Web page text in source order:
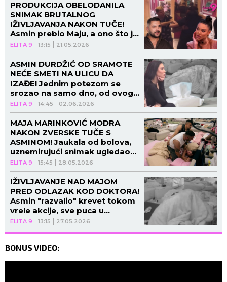
ELITA 9 13:15 21.05.2026
PRODUKCIJA OBELODANILA
SNIMAK BRUTALNOG
IŽIVLJAVANJA NAKON TUČE!
Asmin prebio Maju, a ono što je
usledilo će vas totalno
izbezumiti!
ELITA 9 14:45 02.06.2026
ASMIN DURDŽIĆ OD SRAMOTE
NEĆE SMETI NA ULICU DA
IZAĐE! Jednim potezom se
srozao na samo dno, od ovoga
neće uspeti da se "opere" do
kraja rijalitija!
ELITA 9 15:45 28.05.2026
MAJA MARINKOVIĆ MODRA
NAKON ZVERSKE TUČE S
ASMINOM! Jaukala od bolova,
uznemirujući snimak ugledao
svetlost dana!
ELITA 9 13:15 27.05.2026
IŽIVLJAVANJE NAD MAJOM
PRED ODLAZAK KOD DOKTORA!
Asmin "razvalio" krevet tokom
vrele akcije, sve puca u
spavaćoj sobi!
BONUS VIDEO: